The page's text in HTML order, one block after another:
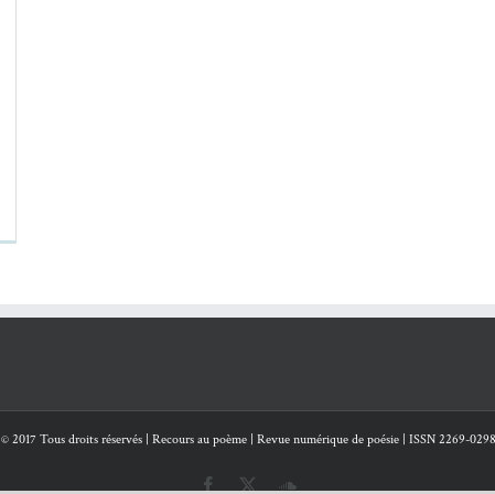
© 2017 Tous droits réservés | Recours au poème | Revue numérique de poésie | ISSN 2269-0298
Facebook SoundCloud